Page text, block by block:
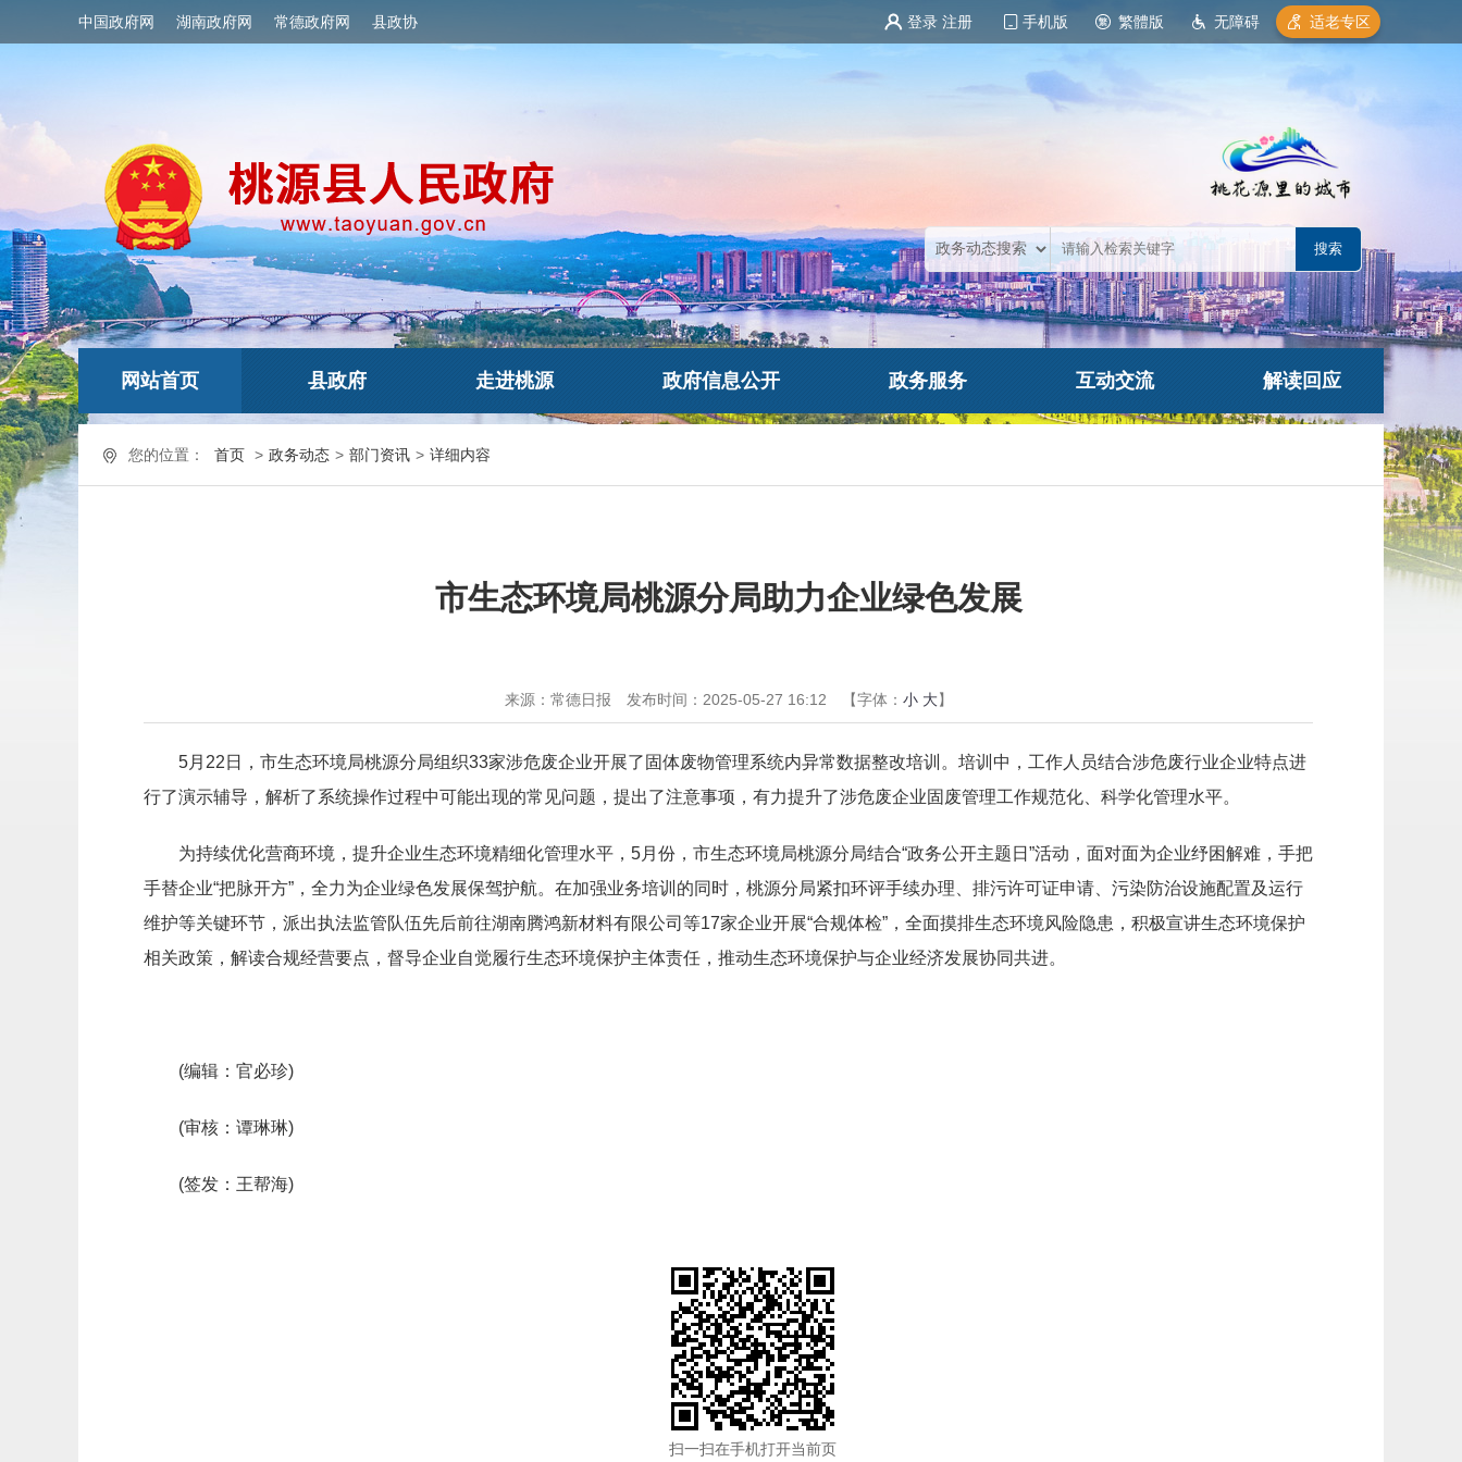
中国政府网 湖南政府网 常德政府网 县政协 登录 注册 手机版 繁體版 无障碍 适老专区
网站首页 县政府 走进桃源 政府信息公开 政务服务 互动交流 解读回应
您的位置： 首页 > 政务动态 > 部门资讯 > 详细内容
市生态环境局桃源分局助力企业绿色发展
来源：常德日报 发布时间：2025-05-27 16:12 【字体： 小 大】
5月22日，市生态环境局桃源分局组织33家涉危废企业开展了固体废物管理系统内异常数据整改培训。培训中，工作人员结合涉危废行业企业特点进
行了演示辅导，解析了系统操作过程中可能出现的常见问题，提出了注意事项，有力提升了涉危废企业固废管理工作规范化、科学化管理水平。
为持续优化营商环境，提升企业生态环境精细化管理水平，5月份，市生态环境局桃源分局结合“政务公开主题日”活动，面对面为企业纾困解难，手把
手替企业“把脉开方”，全力为企业绿色发展保驾护航。在加强业务培训的同时，桃源分局紧扣环评手续办理、排污许可证申请、污染防治设施配置及运行
维护等关键环节，派出执法监管队伍先后前往湖南腾鸿新材料有限公司等17家企业开展“合规体检”，全面摸排生态环境风险隐患，积极宣讲生态环境保护
相关政策，解读合规经营要点，督导企业自觉履行生态环境保护主体责任，推动生态环境保护与企业经济发展协同共进。
(编辑：官必珍)
(审核：谭琳琳)
(签发：王帮海)
扫一扫在手机打开当前页